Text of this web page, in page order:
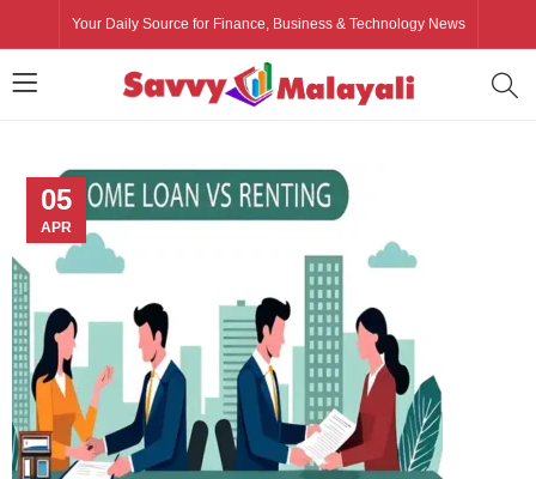
Your Daily Source for Finance, Business & Technology News
05
APR